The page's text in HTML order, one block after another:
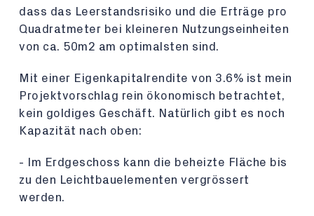
dass das Leerstandsrisiko und die Erträge pro
Quadratmeter bei kleineren Nutzungseinheiten
von ca. 50m2 am optimalsten sind.
Mit einer Eigenkapitalrendite von 3.6% ist mein
Projektvorschlag rein ökonomisch betrachtet,
kein goldiges Geschäft. Natürlich gibt es noch
Kapazität nach oben:
- Im Erdgeschoss kann die beheizte Fläche bis
zu den Leichtbauelementen vergrössert
werden.